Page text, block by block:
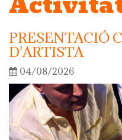
PRESENTACIÓ
D'ARTISTA
04/08/2026